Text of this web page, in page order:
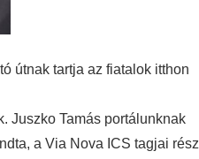
útnak tartja az fiatalok itthon
Juszko Tamás portálunknak
a Via Nova ICS tagjai